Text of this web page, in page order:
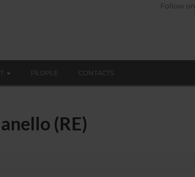
Follow on
PEOPLE CONTACTS
(RE)